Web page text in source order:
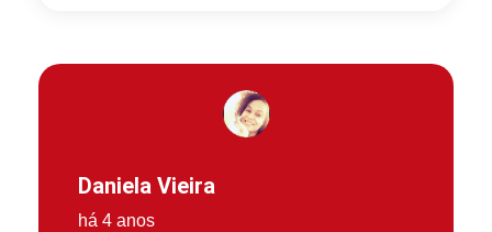
Daniela Vieira
há 4 anos